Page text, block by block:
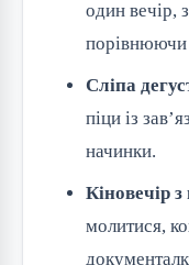
один вечір,
порівнюючи
Сліпа
піци із
начинки.
Кіновечір
молитися,